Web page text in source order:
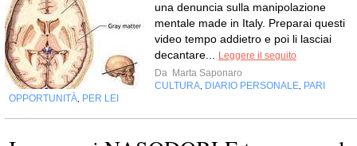
una denuncia sulla manipolazione
mentale made in Italy. Preparai questi
video tempo addietro e poi li lasciai
decantare...
Leggere il seguito
Da Marta Saponaro
CULTURA DIARIO PERSONALE PARI
OPPORTUNITÀ PER LEI